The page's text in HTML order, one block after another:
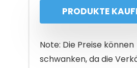
PRODUKTE
Note: Die Preise können
schwanken, da die